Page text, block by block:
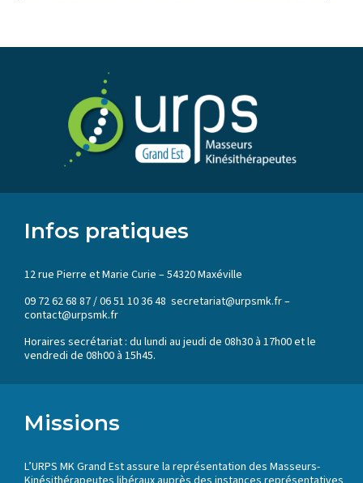
Infos pratiques
12 rue Pierre et Marie Curie – 54320 Maxéville
09 72 62 68 87 / 06 51 10 36 48 secretariat@urpsmk.fr –
contact@urpsmk.fr
Horaires secrétariat : du lundi au jeudi de 08h30 à 17h00 et le
vendredi de 08h00 à 15h45.
Missions
L’URPS MK Grand Est assure la représentation des Masseurs-